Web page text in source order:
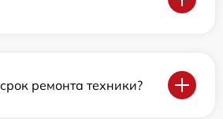
ремонта техники?